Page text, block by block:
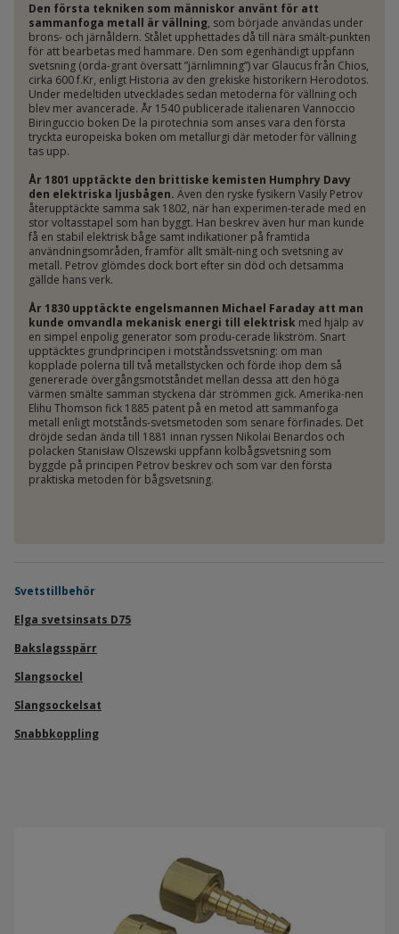
Den första tekniken som människor använt för att
sammanfoga metall är vällning, som började användas under
brons- och järnåldern. Stålet upphettades då till nära smält-punkten
för att bearbetas med hammare. Den som egenhändigt uppfann
svetsning (orda-grant översatt ”järnlimning”) var Glaucus från Chios,
cirka 600 f.Kr, enligt Historia av den grekiske historikern Herodotos.
Under medeltiden utvecklades sedan metoderna för vällning och
blev mer avancerade. År 1540 publicerade italienaren Vannoccio
Biringuccio boken De la pirotechnia som anses vara den första
tryckta europeiska boken om metallurgi där metoder för vällning
tas upp.
År 1801 upptäckte den brittiske kemisten Humphry Davy
den elektriska ljusbågen. Även den ryske fysikern Vasily Petrov
återupptäckte samma sak 1802, när han experimen-terade med en
stor voltasstapel som han byggt. Han beskrev även hur man kunde
få en stabil elektrisk båge samt indikationer på framtida
användningsområden, framför allt smält-ning och svetsning av
metall. Petrov glömdes dock bort efter sin död och detsamma
gällde hans verk.
År 1830 upptäckte engelsmannen Michael Faraday att man
kunde omvandla mekanisk energi till elektrisk med hjälp av
en simpel enpolig generator som produ-cerade likström. Snart
upptäcktes grundprincipen i motståndssvetsning: om man
kopplade polerna till två metallstycken och förde ihop dem så
genererade övergångsmotståndet mellan dessa att den höga
värmen smälte samman styckena där strömmen gick. Amerika-nen
Elihu Thomson fick 1885 patent på en metod att sammanfoga
metall enligt motstånds-svetsmetoden som senare förfinades. Det
dröjde sedan ända till 1881 innan ryssen Nikolai Benardos och
polacken Stanisław Olszewski uppfann kolbågsvetsning som
byggde på principen Petrov beskrev och som var den första
praktiska metoden för bågsvetsning.
Svetstillbehör
Elga svetsinsats D75
Bakslagsspärr
Slangsockel
Slangsockelsat
Snabbkoppling